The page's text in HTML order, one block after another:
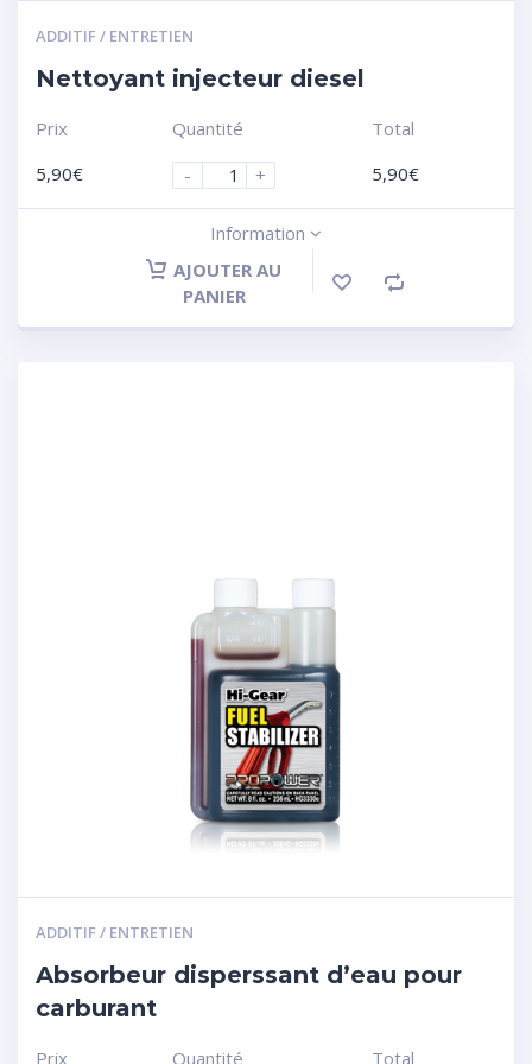
ADDITIF / ENTRETIEN
Nettoyant injecteur diesel
Prix
5,90€
Quantité
-
+
Total
5,90€
Information
AJOUTER AU
PANIER
ADDITIF / ENTRETIEN
Absorbeur disperssant d’eau pour
carburant
Prix Quantité Total